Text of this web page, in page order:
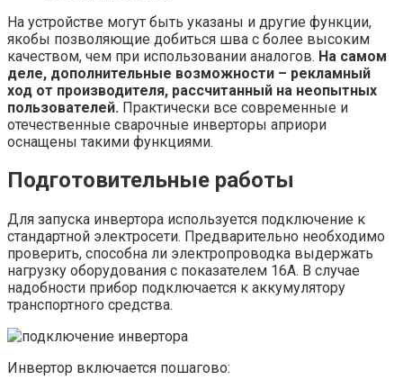
На устройстве могут быть указаны и другие функции,
якобы позволяющие добиться шва с более высоким
качеством, чем при использовании аналогов. На самом
деле, дополнительные возможности – рекламный
ход от производителя, рассчитанный на неопытных
пользователей. Практически все современные и
отечественные сварочные инверторы априори
оснащены такими функциями.
Подготовительные работы
Для запуска инвертора используется подключение к
стандартной электросети. Предварительно необходимо
проверить, способна ли электропроводка выдержать
нагрузку оборудования с показателем 16А. В случае
надобности прибор подключается к аккумулятору
транспортного средства.
Инвертор включается пошагово: